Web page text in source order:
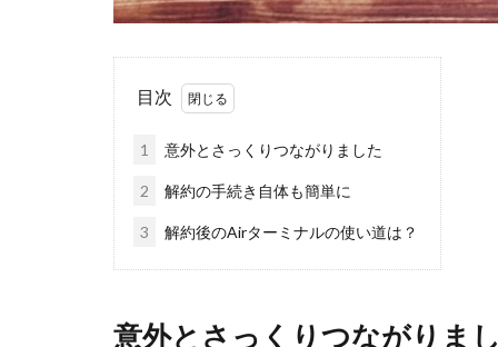
目次
1 意外とさっくりつながりました
2 解約の手続き自体も簡単に
3 解約後のAirターミナルの使い道は？
意外とさっくりつながりま